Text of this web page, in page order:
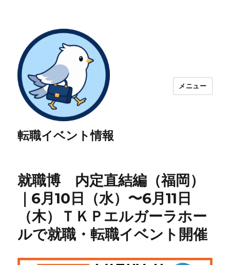
転職イベント情報
メニュー
就職博 内定直結編（福岡）
｜6月10日（水）〜6月11日
（木）ＴＫＰエルガーラホー
ルで就職・転職イベント開催